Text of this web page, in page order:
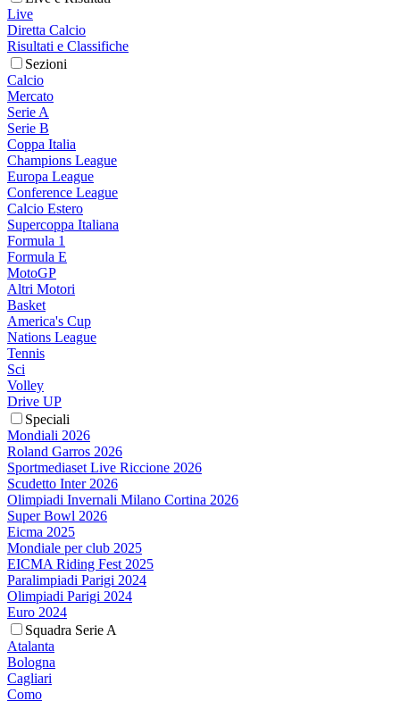
Live
Diretta Calcio
Risultati e Classifiche
Sezioni
Calcio
Mercato
Serie A
Serie B
Coppa Italia
Champions League
Europa League
Conference League
Calcio Estero
Supercoppa Italiana
Formula 1
Formula E
MotoGP
Altri Motori
Basket
America's Cup
Nations League
Tennis
Sci
Volley
Drive UP
Speciali
Mondiali 2026
Roland Garros 2026
Sportmediaset Live Riccione 2026
Scudetto Inter 2026
Olimpiadi Invernali Milano Cortina 2026
Super Bowl 2026
Eicma 2025
Mondiale per club 2025
EICMA Riding Fest 2025
Paralimpiadi Parigi 2024
Olimpiadi Parigi 2024
Euro 2024
Squadra Serie A
Atalanta
Bologna
Cagliari
Como